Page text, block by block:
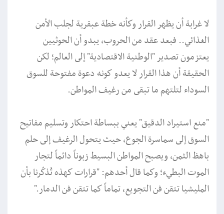
لا غرابة أن يظهر القرار وكأنه خطة عبقرية لجلب الأمن
الغذائي.. فبعد عقد من الحروب، يبدو أن الحوثيين
يعتزمون تصدير "الوطنية الاقتصادية" إلى العالم؛ لكن
الحقيقة أن هذا القرار لا يعدو كونه دعوة مفتوحة للسوق
السوداء لتلتهم ما تبقى من رغيف المواطن.
"منع استيراد الدقيق" يعني ببساطة احتكار وتسليم مفاتيح
السوق إلى سماسرة الجوع، حيث يتحول الرغيف إلى حلم
باهظ الثمن، ويصبح المواطن البسيط زبوناً دائماً لتجار
الموت البطيء؛ وكما قال أحدهم: "قرارات كهذه تُذكّرنا بأن
المليشيا تتقن فن التجويع، تماماً كما تتقن فن الدمار."